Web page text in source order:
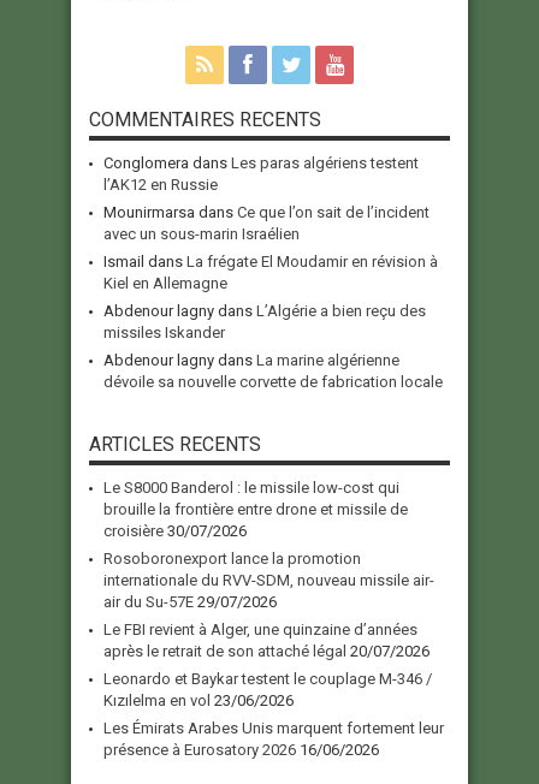
COMMENTAIRES RECENTS
Conglomera dans Les paras algériens testent
l’AK12 en Russie
Mounirmarsa dans Ce que l’on sait de l’incident
avec un sous-marin Israélien
Ismail dans La frégate El Moudamir en révision à
Kiel en Allemagne
Abdenour lagny dans L’Algérie a bien reçu des
missiles Iskander
Abdenour lagny dans La marine algérienne
dévoile sa nouvelle corvette de fabrication locale
ARTICLES RECENTS
Le S8000 Banderol : le missile low-cost qui
brouille la frontière entre drone et missile de
croisière 30/07/2026
Rosoboronexport lance la promotion
internationale du RVV-SDM, nouveau missile air-
air du Su-57E 29/07/2026
Le FBI revient à Alger, une quinzaine d’années
après le retrait de son attaché légal 20/07/2026
Leonardo et Baykar testent le couplage M-346 /
Kızılelma en vol 23/06/2026
Les Émirats Arabes Unis marquent fortement leur
présence à Eurosatory 2026 16/06/2026